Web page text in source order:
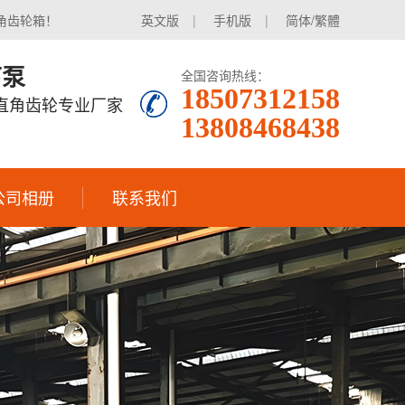
英文版 | 手机版 | 简体/繁體
轮箱！
角齿轮专业厂家
全国咨询热线：
18507312158
13808468438
司相册 联系我们